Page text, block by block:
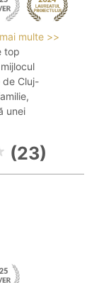
multe >>
top
de Cluj-
unei
(23)